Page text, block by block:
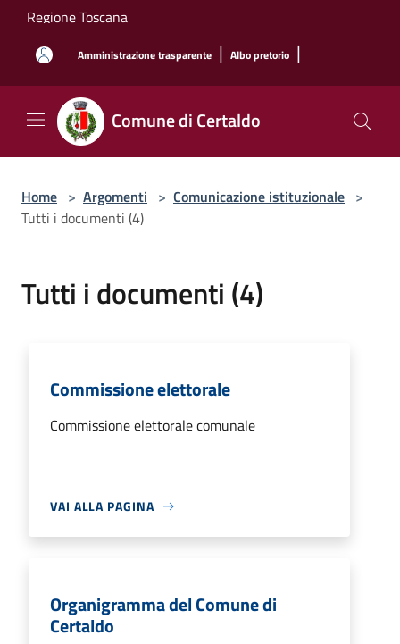
Salta al contenuto principale
Regione Toscana
Amministrazione trasparente | Albo pretorio |
Comune di Certaldo
Home > Argomenti > Comunicazione istituzionale >
Tutti i documenti (4)
Tutti i documenti (4)
Commissione elettorale
Commissione elettorale comunale
VAI ALLA PAGINA
Organigramma del Comune di
Certaldo